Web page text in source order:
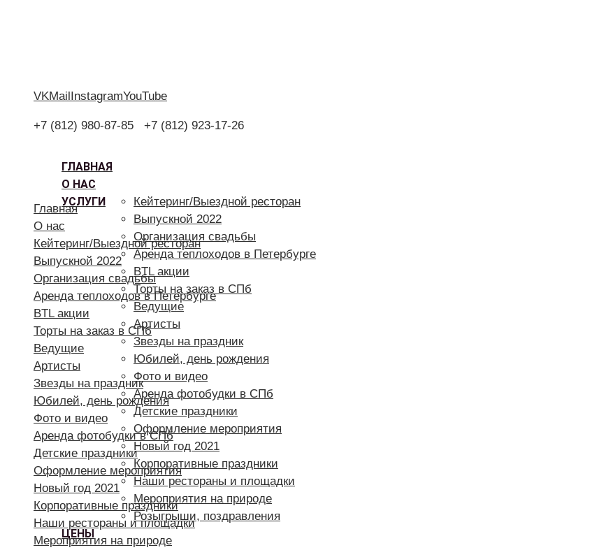
VKMailInstagramYouTube
+7 (812) 980-87-85 +7 (812) 923-17-26
ГЛАВНАЯ
О НАС
УСЛУГИ
Кейтеринг/Выездной ресторан
Выпускной 2022
Организация свадьбы
Аренда теплоходов в Петербурге
BTL акции
Торты на заказ в СПб
Ведущие
Артисты
Звезды на праздник
Юбилей, день рождения
Фото и видео
Аренда фотобудки в СПб
Детские праздники
Оформление мероприятия
Новый год 2021
Корпоративные праздники
Наши рестораны и площадки
Мероприятия на природе
Розыгрыши, поздравления
ЦЕНЫ
Главная
О нас
Кейтеринг/Выездной ресторан
Выпускной 2022
Организация свадьбы
Аренда теплоходов в Петербурге
BTL акции
Торты на заказ в СПб
Ведущие
Артисты
Звезды на праздник
Юбилей, день рождения
Фото и видео
Аренда фотобудки в СПб
Детские праздники
Оформление мероприятия
Новый год 2021
Корпоративные праздники
Наши рестораны и площадки
Мероприятия на природе